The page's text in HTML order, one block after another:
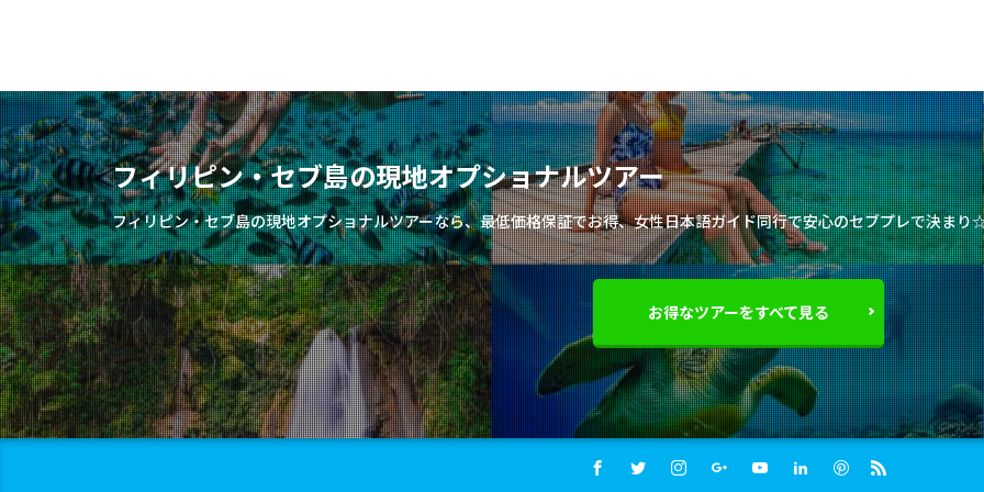
フィリピン・セブ島の現地オプショナルツアー
フィリピン・セブ島の現地オプショナルツアーなら、最低価格保証でお得、女性日本語ガイド同行で安心のセブプレで決まり
お得なツアーをすべて見る